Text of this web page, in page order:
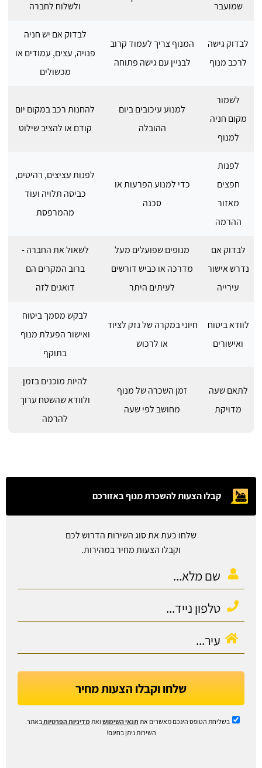
שמועבר ולשלוח לחברה
לבדוק גישה
לרכב מנוף
המנוף צריך לעמוד קרוב
לבניין עם גישה פתוחה
לבדוק אם יש חניה
פנויה, עצים, עמודים או
מכשולים
לשמור
מקום חניה
למנוף
למנוע עיכובים ביום
ההובלה
להחנות רכב במקום יום
קודם או להציב שילוט
לפנות
חפצים
מאזור
ההרמה
כדי למנוע הפרעות או
סכנה
לפנות עציצים, רהיטים,
כביסה תלויה ועוד
מהמרפסת
לבדוק אם
נדרש אישור
עירייה
מנופים שפועלים מעל
מדרכה או כביש דורשים
לעיתים היתר
לשאול את החברה -
ברוב המקרים הם
דואגים לזה
לוודא ביטוח
ואישורים
חיוני במקרה של נזק לציוד
או לרכוש
לבקש מסמך ביטוח
ואישור הפעלת מנוף
בתוקף
לתאם שעה
מדויקת
זמן השכרה של מנוף
מחושב לפי שעה
להיות מוכנים בזמן
ולוודא שהשטח ערוך
להרמה
קבלו הצעות להשכרת מנוף באזורכם
שלחו כעת את סוג השירות הדרוש לכם
וקבלו הצעות מחיר במהירות.
שלחו וקבלו הצעות מחיר
בשליחת הטופס הינכם מאשרים את תנאי השימוש ואתמדיניות הפרטיותבאתר.
השירות ניתן בחינם!